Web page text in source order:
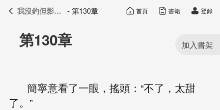
我沒釣但影帝真香了 目錄
第130章
簡寧意看了一眼，搖頭：“不了，太甜
了。”
我沒釣但影帝真香了 - 第130章 首頁 書籍 登錄